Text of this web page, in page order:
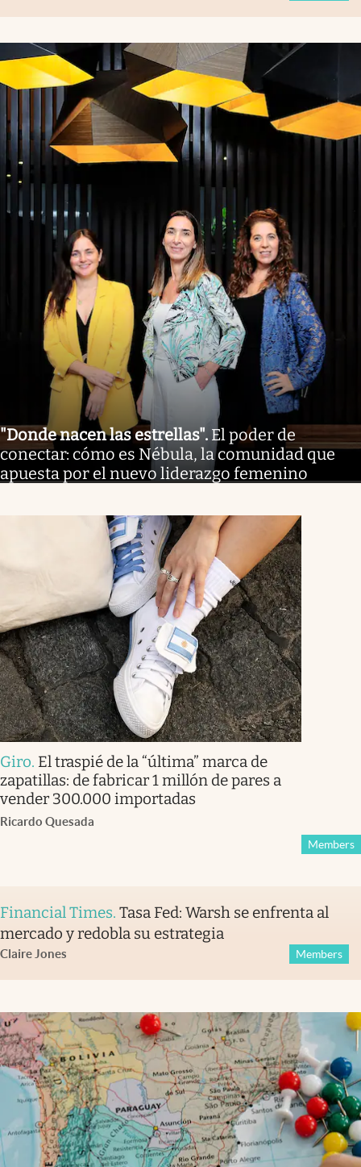
"Donde nacen las estrellas". El poder de
conectar: cómo es Nébula, la comunidad que
apuesta por el nuevo liderazgo femenino
Giro. El traspié de la “última” marca de
zapatillas: de fabricar 1 millón de pares a
vender 300.000 importadas
Ricardo Quesada
Members
Financial Times. Tasa Fed: Warsh se enfrenta al
mercado y redobla su estrategia
Claire Jones Members